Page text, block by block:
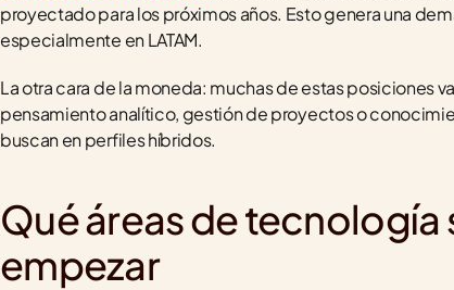
proyectado para los próximos años. Esto genera una
especialmente en LATAM.
La otra cara de la moneda: muchas de estas posiciones
pensamiento analítico, gestión de proyectos o
buscan en perfiles híbridos.
Qué áreas de tecnología
empezar